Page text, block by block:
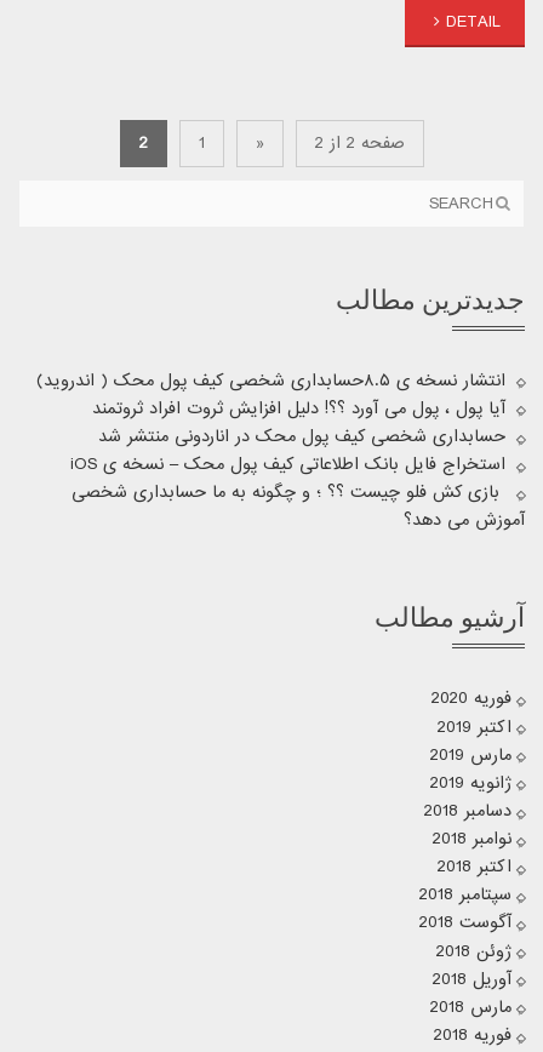
DETAIL
صفحه 2 از 2 «
1
2
جدیدترین مطالب
انتشار نسخه ی ۸.۵حسابداری شخصی کیف پول محک ( اندروید)
آیا پول ، پول می آورد ؟؟! دلیل افزایش ثروت افراد ثروتمند
حسابداری شخصی کیف پول محک در اناردونی منتشر شد
استخراج فایل بانک اطلاعاتی کیف پول محک – نسخه ی iOS
بازی کش فلو چیست ؟؟ ؛ و چگونه به ما حسابداری شخصی
آموزش می دهد؟
آرشیو مطالب
فوریه 2020
اکتبر 2019
مارس 2019
ژانویه 2019
دسامبر 2018
نوامبر 2018
اکتبر 2018
سپتامبر 2018
آگوست 2018
ژوئن 2018
آوریل 2018
مارس 2018
فوریه 2018